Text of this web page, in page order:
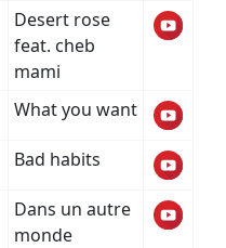
Desert rose
feat. cheb
mami
What you want
Bad habits
Dans un autre
monde